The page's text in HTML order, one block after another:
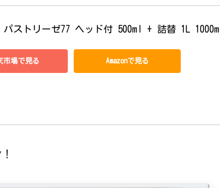
パストリーゼ77 ヘッド付 500ml + 詰替 1L 1000ml
市場で見る Amazonで見る